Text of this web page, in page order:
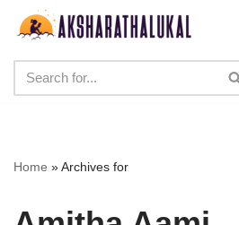
content
Home »Archives for